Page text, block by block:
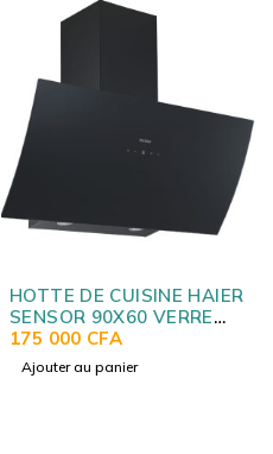
HAIER
HOTTE DE
TECHNOLUX
SORTIE SILVER
Ajouter au panier